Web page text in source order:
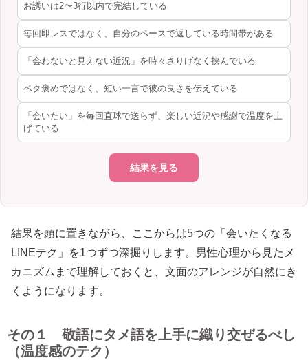
お誘いは2〜3行以内で完結している
毎回即レスではなく、自分のペースで返している時間帯がある
「会わないと見えない近況」を時々さりげなく挟んでいる
ベタ褒めではなく、短い一言で彼の良さを伝えている
「会いたい」を毎回直球で送らず、楽しい近況や感謝で温度を上
げている
結果を見る
結果を頭に置きながら、ここからは5つの「会いたくなる
LINEテク」を1つずつ深掘りします。男性心理から見たメ
カニズムまで理解しておくと、文面のアレンジが自然にき
くようになります。
その１ 敬語にタメ語を上手に織り交ぜるべし
（温度感のテク）